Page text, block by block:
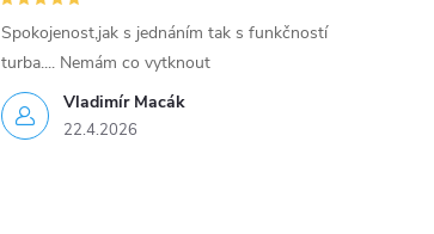
Vladimír Macák
22.4.2026
Spokojenost,jak s jednáním tak s funkčností
turba.... Nemám co vytknout